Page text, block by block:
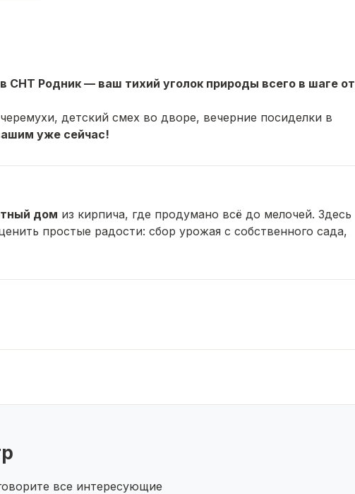
СНТ Родник — ваш тихий уголок природы всего в шаге от
детский смех во дворе, вечерние посиделки в
уже сейчас!
дом из кирпича, где продумано всё до мелочей. Здесь
простые радости: сбор урожая с собственного сада,
пространства
все интересующие